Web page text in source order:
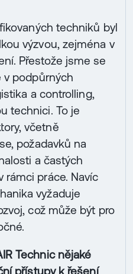
techniků byl
výzvou, zejména v
Přestože jsme se
v podpůrných
a controlling,
technici. To je
včetně
požadavků na
a častých
rámci práce. Navíc
vyžaduje
což může být pro
Technic nějaké
přístupy k řešení